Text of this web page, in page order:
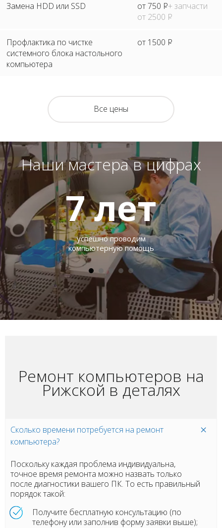
Замена HDD или SSD от 750 Р+ запчасти
от 2500 Р
Профлактика по чистке
системного блока настольного
компьютера
от 1500 Р
Все цены
Наши мастера в цифрах
7лет
успешно проводим
компьютерную помощь
Ремонт компьютеров на
Рижской в деталях
Сколько времени потребуется на ремонт
компьютера?
Поскольку каждая проблема индивидуальна,
точное время ремонта можно назвать только
после диагностики вашего ПК. То есть правильный
порядок такой:
Получите бесплатную консультацию (по
телефону или заполнив форму заявки выше);